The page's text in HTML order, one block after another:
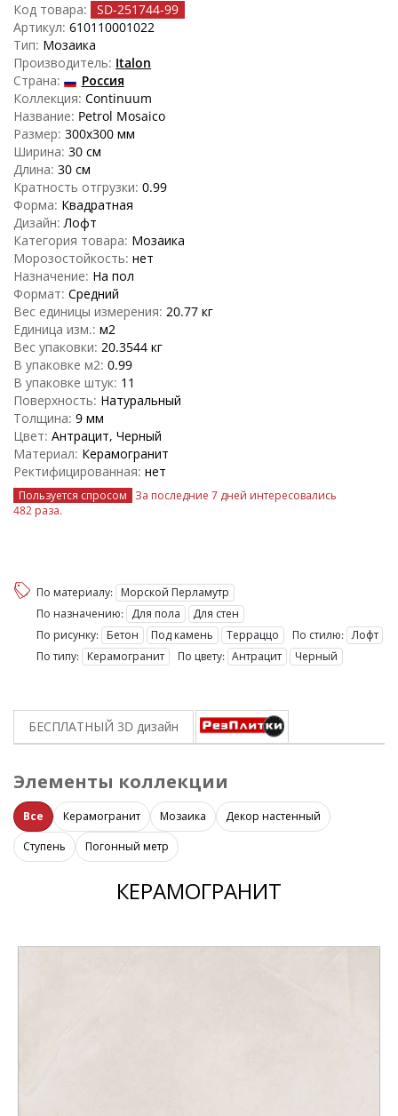
Код товара: SD-251744-99
Артикул: 610110001022
Тип: Мозаика
Производитель: Italon
Страна:
Россия
Коллекция: Continuum
Название: Petrol Mosaico
Размер: 300x300 мм
Ширина: 30 см
Длина: 30 см
Кратность отгрузки: 0.99
Форма: Квадратная
Дизайн: Лофт
Категория товара: Мозаика
Морозостойкость: нет
Назначение: На пол
Формат: Средний
Вес единицы измерения: 20.77 кг
Единица изм.: м2
Вес упаковки: 20.3544 кг
В упаковке м2: 0.99
В упаковке штук: 11
Поверхность: Натуральный
Толщина: 9 мм
Цвет: Антрацит, Черный
Материал: Керамогранит
Ректифицированная: нет
Пользуется спросом
За последние 7 дней интересовались
482 раза.
По материалу:
Морской Перламутр
По назначению:
Для пола
Для стен
По рисунку:
Бетон Под камень Терраццо По стилю:
Лофт
По типу:
Керамогранит По цвету: Антрацит Черный
БЕСПЛАТНЫЙ 3D дизайн
Элементы коллекции
Все Керамогранит Мозаика
Декор настенный
Ступень
Погонный метр
КЕРАМОГРАНИТ